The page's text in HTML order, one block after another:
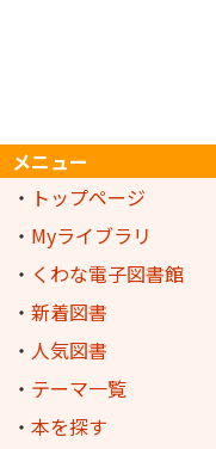
メニュー
・ トップページ
・ Myライブラリ
・ くわな電子図書館
・ 新着図書
・ 人気図書
・ テーマ一覧
・ 本を探す